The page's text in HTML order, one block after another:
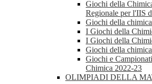
Giochi della
Regionale per l'IIS
Giochi della
I Giochi della
I Giochi della
Giochi della
Giochi e
Chimica 2022-23
OLIMPIADI DELLA